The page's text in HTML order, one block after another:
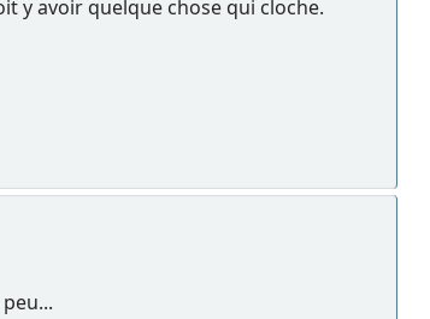
y avoir quelque chose qui cloche.